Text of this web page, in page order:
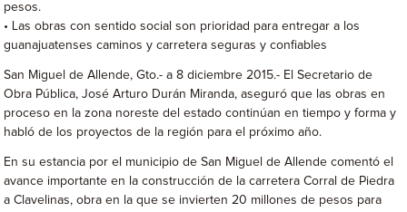
pesos.
• Las obras con sentido social son prioridad para entregar a los
guanajuatenses caminos y carretera seguras y confiables
San Miguel de Allende, Gto.- a 8 diciembre 2015.- El Secretario de
Obra Pública, José Arturo Durán Miranda, aseguró que las obras en
proceso en la zona noreste del estado continúan en tiempo y forma y
habló de los proyectos de la región para el próximo año.
En su estancia por el municipio de San Miguel de Allende comentó el
avance importante en la construcción de la carretera Corral de Piedra
a Clavelinas, obra en la que se invierten 20 millones de pesos para